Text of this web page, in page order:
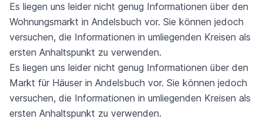
Es liegen uns leider nicht genug Informationen über den
Wohnungsmarkt in Andelsbuch vor. Sie können jedoch
versuchen, die Informationen in umliegenden Kreisen als
ersten Anhaltspunkt zu verwenden.
Es liegen uns leider nicht genug Informationen über den
Markt für Häuser in Andelsbuch vor. Sie können jedoch
versuchen, die Informationen in umliegenden Kreisen als
ersten Anhaltspunkt zu verwenden.